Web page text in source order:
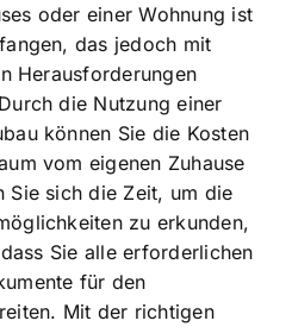
oder einer Wohnung ist
das jedoch mit
Herausforderungen
die Nutzung einer
können Sie die Kosten
vom eigenen Zuhause
Sie sich die Zeit, um die
zu erkunden,
Sie alle erforderlichen
für den
Mit der richtigen